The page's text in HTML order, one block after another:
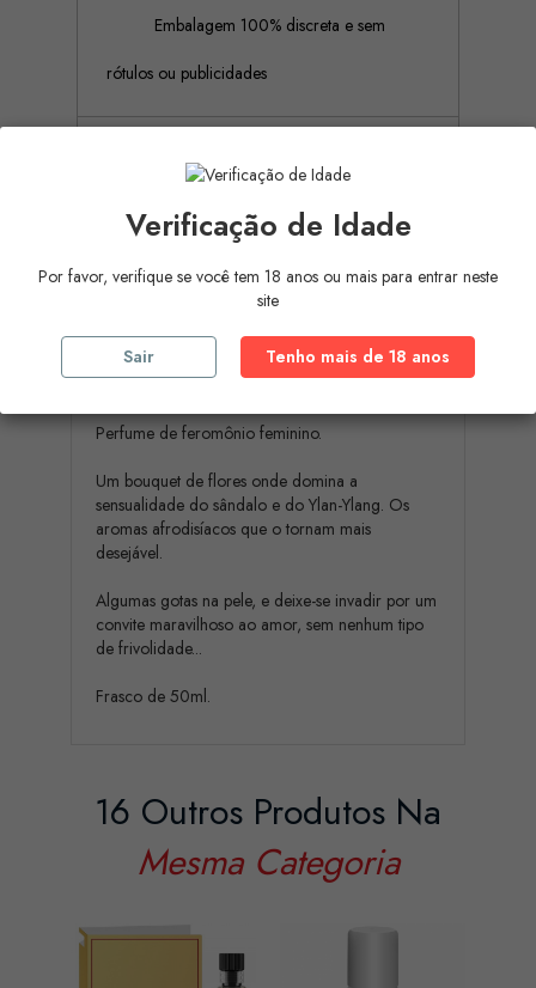
Embalagem 100% discreta e sem
rótulos ou publicidades
Pagamento Seguro (Aceitamos
pagamento por referência Multibanco, Mbway
Descrição Detalhes do produto
Perfume de feromônio feminino.
Um bouquet de flores onde domina a
sensualidade do sândalo e do Ylan-Ylang. Os
aromas afrodisíacos que o tornam mais
desejável.
Algumas gotas na pele, e deixe-se invadir por um
convite maravilhoso ao amor, sem nenhum tipo
de frivolidade...
Frasco de 50ml.
16 Outros Produtos Na
Mesma Categoria
Verificação de Idade
Por favor, verifique se você tem 18 anos ou mais para entrar neste
site
Sair Tenho mais de 18 anos